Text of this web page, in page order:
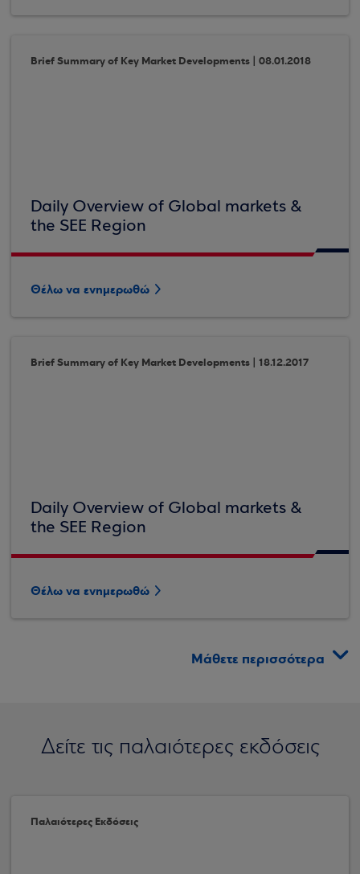
Brief Summary of Key Market Developments | 08.01.2018
Daily Overview of Global markets &
the SEE Region
Θέλω να ενημερωθώ
Brief Summary of Key Market Developments | 18.12.2017
Daily Overview of Global markets &
the SEE Region
Θέλω να ενημερωθώ
Μάθετε περισσότερα
Δείτε τις παλαιότερες εκδόσεις
Παλαιότερες Εκδόσεις